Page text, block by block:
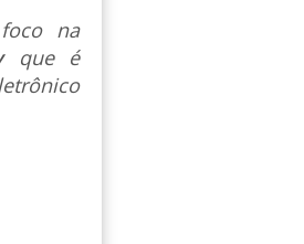
na
que é